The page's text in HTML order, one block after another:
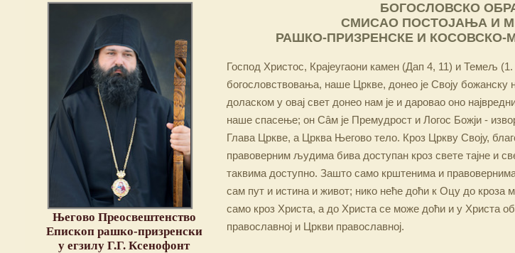
Његово Преосвештенство
Епископ рашко-призренски
у егзилу Г.Г. Ксенофонт
БОГОСЛОВСКО
СМИСАО ПОСТОЈАЊА И
РАШКО-ПРИЗРЕНСКЕ И КОСОВСКО-
Господ Христос, Крајеугаони камен (Дап 4, 11) и Темељ
богословствовања, наше Цркве, донео је Своју
доласком у овај свет донео нам је и даровао оно
наше спасење; он Сâм је Премудрост и Логос Божји -
Глава Цркве, а Црква Његово тело. Кроз Цркву Своју,
правоверним људима бива доступан кроз свете тајне и
таквима доступно. Зашто само крштенима и
сам пут и истина и живот; нико неће доћи к Оцу до
само кроз Христа, а до Христа се може доћи и у Христа
православној и Цркви православној.